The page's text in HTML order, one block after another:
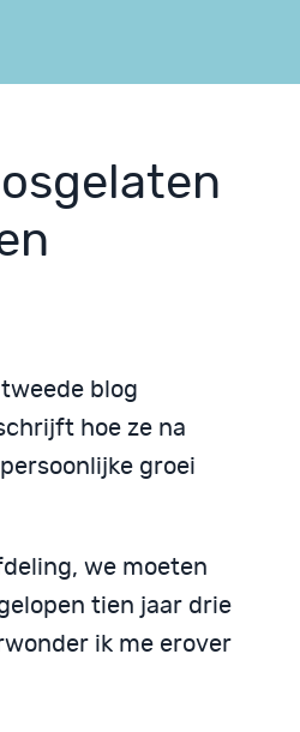
blog
hoe ze na
groei
we moeten
tien jaar drie
ik me erover